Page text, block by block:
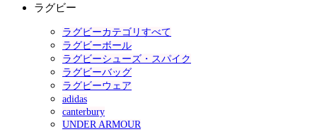
ラグビー
ラグビーカテゴリすべて
ラグビーボール
ラグビーシューズ・スパイク
ラグビーバッグ
ラグビーウェア
adidas
canterbury
UNDER ARMOUR